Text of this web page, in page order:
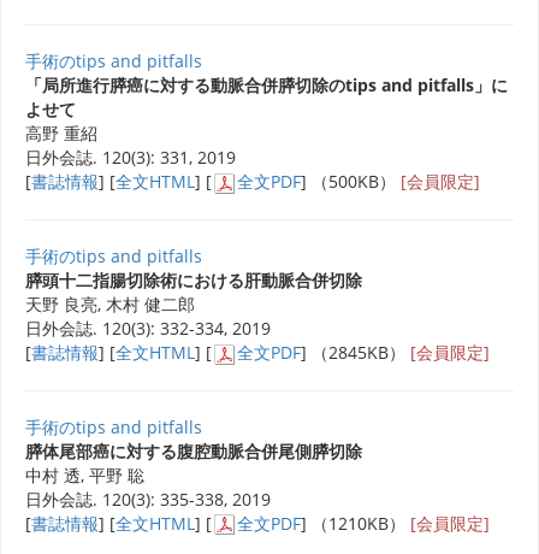
手術のtips and pitfalls
「局所進行膵癌に対する動脈合併膵切除のtips and pitfalls」に
よせて
高野 重紹
日外会誌. 120(3): 331, 2019
[書誌情報] [全文HTML] [ 全文PDF] （500KB） [会員限定]
手術のtips and pitfalls
膵頭十二指腸切除術における肝動脈合併切除
天野 良亮, 木村 健二郎
日外会誌. 120(3): 332-334, 2019
[書誌情報] [全文HTML ] [ 全文PDF] （2845KB） [会員限定]
手術のtips and pitfalls
膵体尾部癌に対する腹腔動脈合併尾側膵切除
中村 透, 平野 聡
日外会誌. 120(3): 335-338, 2019
[書誌情報] [全文HTML ] [ 全文PDF] （1210KB） [会員限定]